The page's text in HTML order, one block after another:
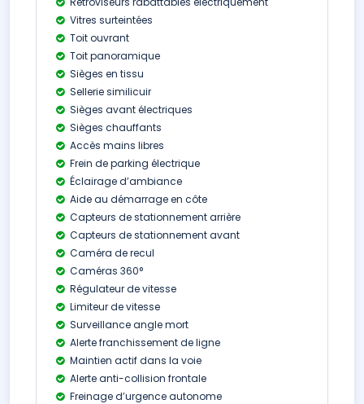
Vitres surteintées
Toit ouvrant
Toit panoramique
Sièges en tissu
Sellerie similicuir
Sièges avant électriques
Sièges chauffants
Accès mains libres
Frein de parking électrique
Éclairage d’ambiance
Aide au démarrage en côte
Capteurs de stationnement arrière
Capteurs de stationnement avant
Caméra de recul
Caméras 360°
Régulateur de vitesse
Limiteur de vitesse
Surveillance angle mort
Alerte franchissement de ligne
Maintien actif dans la voie
Alerte anti-collision frontale
Freinage d’urgence autonome